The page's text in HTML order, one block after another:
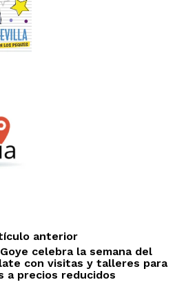
anterior
Goye celebra la semana del
con visitas y talleres para
a precios reducidos